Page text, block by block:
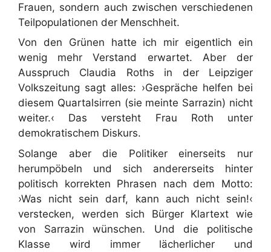
Frauen, sondern auch zwischen verschiedenen
Teilpopulationen der Menschheit.
Von den Grünen hatte ich mir eigentlich ein
wenig mehr Verstand erwartet. Aber der
Ausspruch Claudia Roths in der Leipziger
Volkszeitung sagt alles: ›Gespräche helfen bei
diesem Quartalsirren (sie meinte Sarrazin) nicht
weiter.‹ Das versteht Frau Roth unter
demokratischem Diskurs.
Solange aber die Politiker einerseits nur
herumpöbeln und sich andererseits hinter
politisch korrekten Phrasen nach dem Motto:
›Was nicht sein darf, kann auch nicht sein!‹
verstecken, werden sich Bürger Klartext wie
von Sarrazin wünschen. Und die politische
Klasse wird immer lächerlicher und